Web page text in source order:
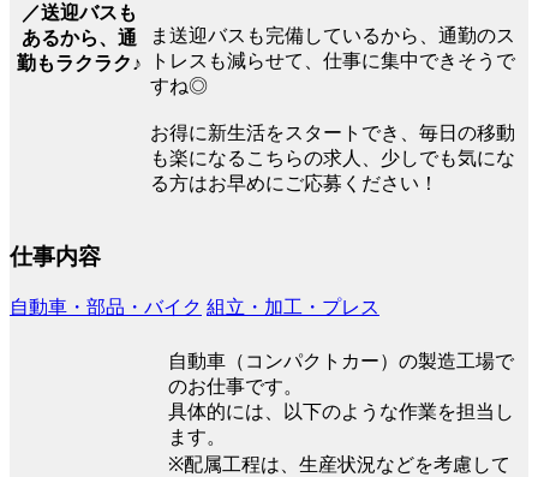
／送迎バスも
あるから、通
勤もラクラク♪
ま送迎バスも完備しているから、通勤のス
トレスも減らせて、仕事に集中できそうで
すね◎
お得に新生活をスタートでき、毎日の移動
も楽になるこちらの求人、少しでも気にな
る方はお早めにご応募ください！
仕事内容
自動車・部品・バイク 組立・加工・プレス
自動車（コンパクトカー）の製造工場で
のお仕事です。
具体的には、以下のような作業を担当し
ます。
※配属工程は、生産状況などを考慮して